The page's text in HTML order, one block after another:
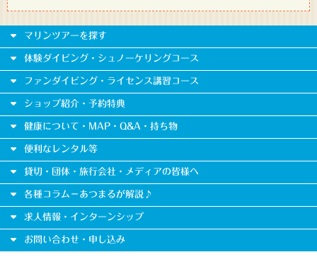
マリンツアーを探す
体験ダイビング・シュノーケリングコース
ファンダイビング・ライセンス講習コース
ショップ紹介・予約特典
健康について・MAP・Q&A・持ち物
便利なレンタル等
貸切・団体・旅行会社・メディアの皆様へ
各種コラム－あつまるが解説♪
求人情報・インターンシップ
お問い合わせ・申し込み